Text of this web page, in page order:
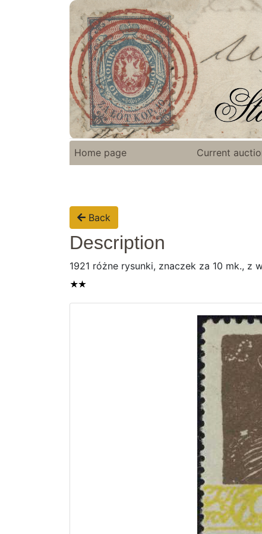
Home page Current
Back
Description
1921 różne rysunki, znaczek za 10 mk., z